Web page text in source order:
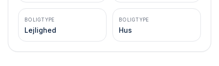
BOLIGTYPE
Lejlighed
BOLIGTYPE
Hus